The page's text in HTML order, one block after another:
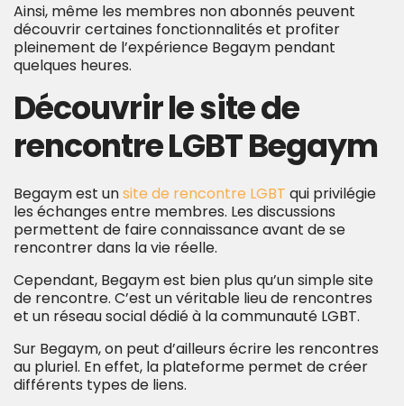
Ainsi, même les membres non abonnés peuvent
découvrir certaines fonctionnalités et profiter
pleinement de l’expérience Begaym pendant
quelques heures.
Découvrir le site de
rencontre LGBT Begaym
Begaym est unsite de rencontre LGBT qui privilégie
les échanges entre membres. Les discussions
permettent de faire connaissance avant de se
rencontrer dans la vie réelle.
Cependant, Begaym est bien plus qu’un simple site
de rencontre. C’est un véritable lieu de rencontres
et un réseau social dédié à la communauté LGBT.
Sur Begaym, on peut d’ailleurs écrire les rencontres
au pluriel. En effet, la plateforme permet de créer
différents types de liens.